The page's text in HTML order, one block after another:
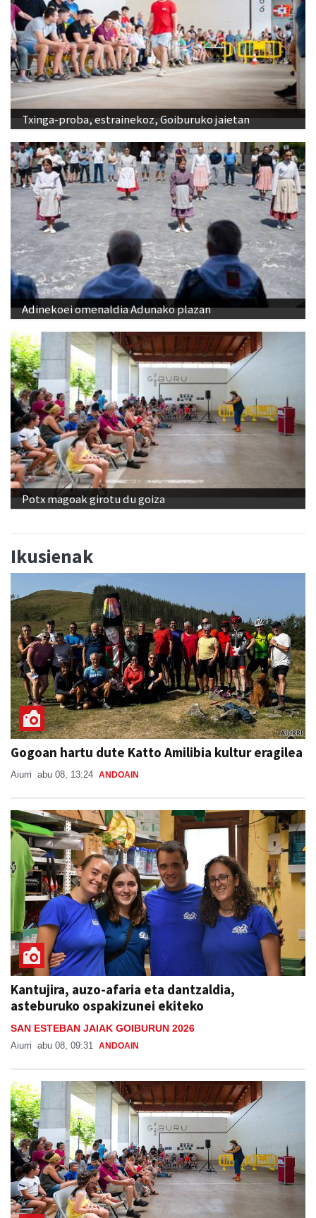
Txinga-proba, estrainekoz, Goiburuko jaietan
Adinekoei omenaldia Adunako plazan
Potx magoak girotu du goiza
Ikusienak
Gogoan hartu dute Katto Amilibia kultur eragilea
Aiurri abu 08, 13:24 ANDOAIN
Kantujira, auzo-afaria eta dantzaldia,
asteburuko ospakizunei ekiteko
SAN ESTEBAN JAIAK GOIBURUN 2026
Aiurri abu 08, 09:31 ANDOAIN